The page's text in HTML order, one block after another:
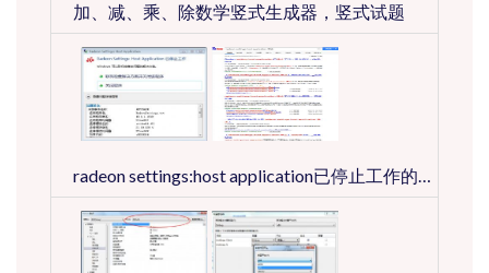
加、减、乘、除数学竖式生成器，竖式试题
radeon settings:host application已停止工作的正确处理方法